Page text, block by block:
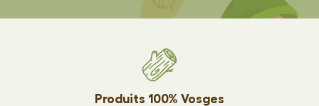
Produits 100% Vosges